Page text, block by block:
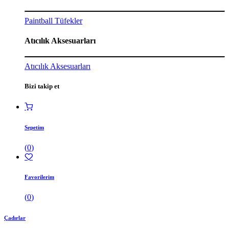
Paintball Tüfekler
Atıcılık Aksesuarları
Atıcılık Aksesuarları
Bizi takip et
Sepetim
(0)
Favorilerim
(0)
Çadırlar